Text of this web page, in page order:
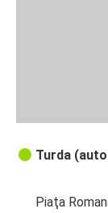
Turda
Piaţa